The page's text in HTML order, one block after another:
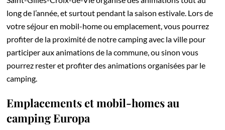
long de l’année, et surtout pendant la saison estivale. Lors de
votre séjour en mobil-home ou emplacement, vous pourrez
profiter de la proximité de notre camping avec la ville pour
participer aux animations de la commune, ou sinon vous
pourrez rester et profiter des animations organisées par le
camping.
Emplacements et mobil-homes au
camping Europa